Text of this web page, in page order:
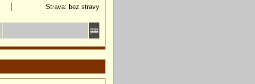
Strava: bez stravy